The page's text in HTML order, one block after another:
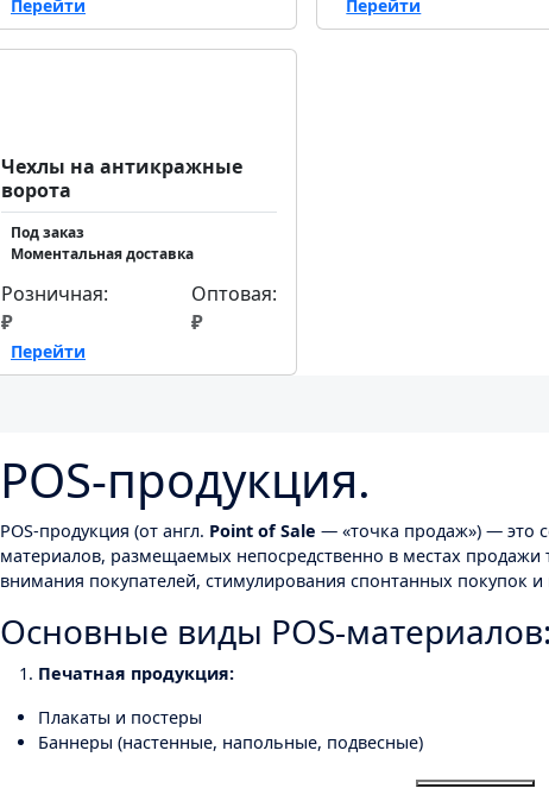
Перейти Перейти
Чехлы на антикражные
ворота
Под заказ
Моментальная доставка
Розничная:
₽
Оптовая:
₽
Перейти
POS-продукция.
POS-продукция (от англ. Point of Sale — «точка продаж») — это
материалов, размещаемых непосредственно в местах продажи
внимания покупателей, стимулирования спонтанных покупок
Основные виды POS-материалов:
Печатная продукция:
Плакаты и постеры
Баннеры (настенные, напольные, подвесные)